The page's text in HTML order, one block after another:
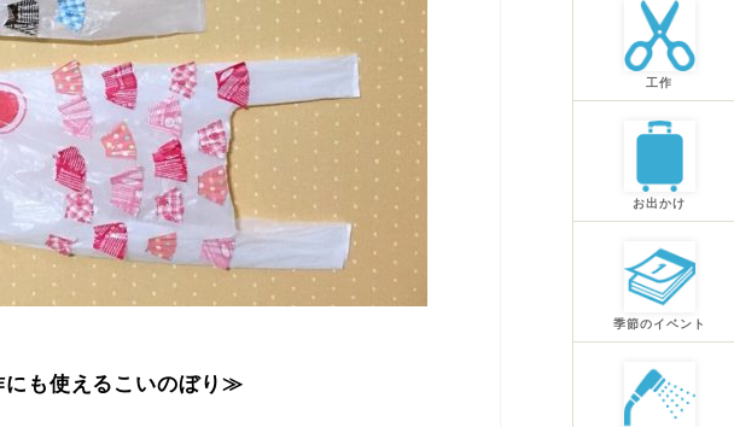
も使えるこいのぼり≫
工作
お出かけ
季節のイベント